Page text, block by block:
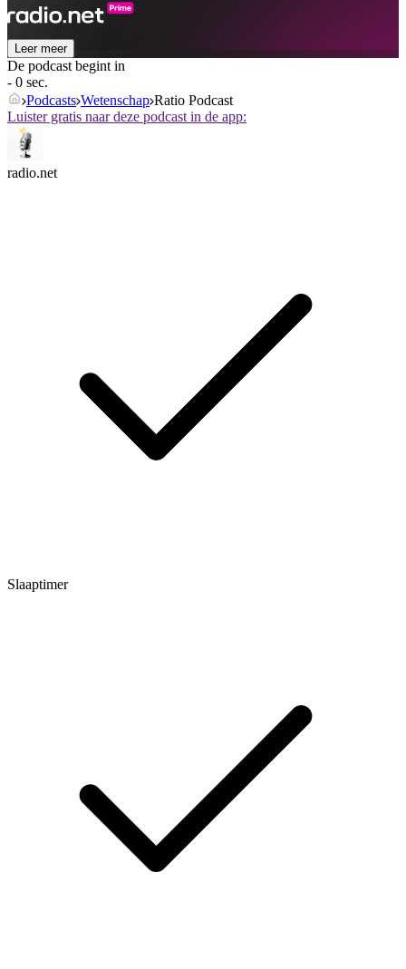
Leer meer
De podcast begint in
- 0 sec.
Podcasts Wetenschap Ratio Podcast
Luister gratis naar deze podcast in de app:
radio.net
Slaaptimer